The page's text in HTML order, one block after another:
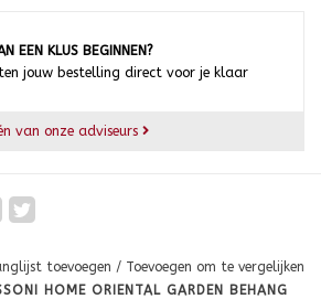
EEN KLUS BEGINNEN?
jouw bestelling direct voor je klaar
van onze adviseurs
toevoegen / Toevoegen om te vergelijken
HOME ORIENTAL GARDEN BEHANG